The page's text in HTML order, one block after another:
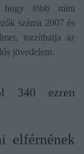
hogy több mint
száma 2007 és
torzíthatja az
jövedelem.
340 ezren
elférnének